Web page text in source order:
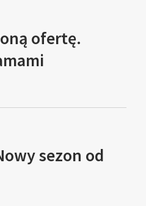
ofertę.
sezon od